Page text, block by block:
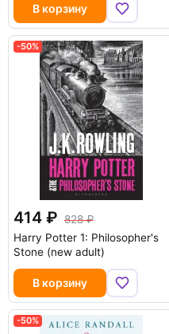
В корзину
-50%
414
828
Harry Potter 1: Philosopher's
Stone (new adult)
В корзину
-50%